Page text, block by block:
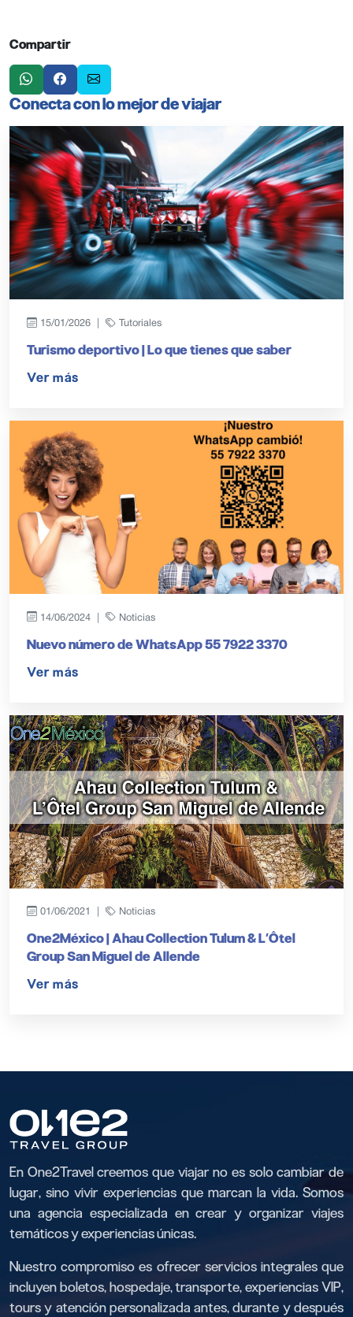
Compartir
Conecta con lo mejor de viajar
15/01/2026 | Tutoriales
Turismo deportivo | Lo que tienes que saber
Ver más
14/06/2024 | Noticias
Nuevo número de WhatsApp 55 7922 3370
Ver más
01/06/2021 | Noticias
One2México | Ahau Collection Tulum & L’Ôtel
Group San Miguel de Allende
Ver más
En One2Travel creemos que viajar no es solo cambiar de
lugar, sino vivir experiencias que marcan la vida. Somos
una agencia especializada en crear y organizar viajes
temáticos y experiencias únicas.
Nuestro compromiso es ofrecer servicios integrales que
incluyen boletos, hospedaje, transporte, experiencias VIP,
tours y atención personalizada antes, durante y después